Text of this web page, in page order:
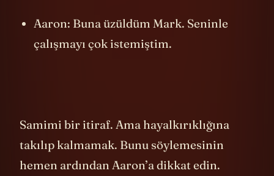
Aaron: Buna üzüldüm Mark. Seninle
Samimi bir itiraf. Ama hayalkırıklığına
takılıp kalmamak. Bunu söylemesinin